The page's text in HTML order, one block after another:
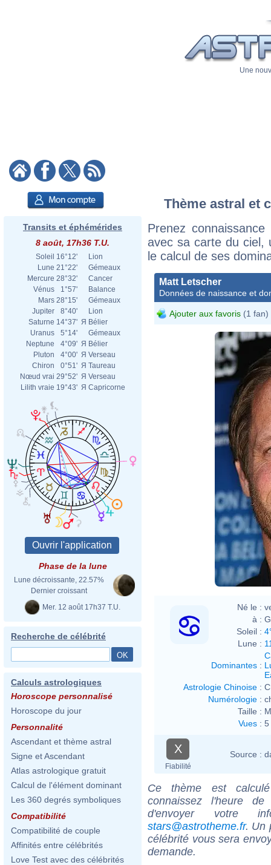
Une
Transits et éphémérides
8 août, 17h36 T.U.
Soleil 16°12'
Lion
Lune 21°22'
Gémeaux
Mercure 28°32'
Cancer
Vénus
1°57'
Balance
Mars 28°15'
Gémeaux
Jupiter
8°40'
Lion
Saturne 14°37' Я Bélier
Uranus
5°14'
Gémeaux
Neptune
4°09' Я Bélier
Pluton
4°00' Я Verseau
Chiron
0°51' Я Taureau
Nœud vrai 29°52' Я Verseau
Lilith vraie 19°43' Я Capricorne
Phase de la lune
Lune décroissante, 22.57%
Dernier croissant
Mer. 12 août 17h37 T.U.
Recherche de célébrité
Calculs astrologiques
Horoscope personnalisé
Horoscope du jour
Personnalité
Ascendant et thème astral
Signe et Ascendant
Atlas astrologique gratuit
Calcul de l'élément dominant
Les 360 degrés symboliques
Compatibilité
Compatibilité de couple
Affinités entre célébrités
Love Test avec des célébrités
Thème astral et
Prenez
avec sa carte du ciel,
le calcul de ses
Matt Letscher
Données de naissance et
Ajouter aux favoris (1 fan)
Né le :
à :
Soleil :
Lune :
Dominantes :
Astrologie Chinoise :
Numérologie :
Taille :
Vues : 5
X
Fiabilité
Source :
Ce thème est
connaissez l'heure
d'envoyer votre
stars@astrotheme.fr. Un
célébrité vous sera
demande.